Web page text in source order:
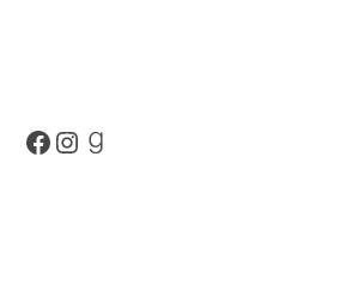
Facebook
Instagram
Goodreads